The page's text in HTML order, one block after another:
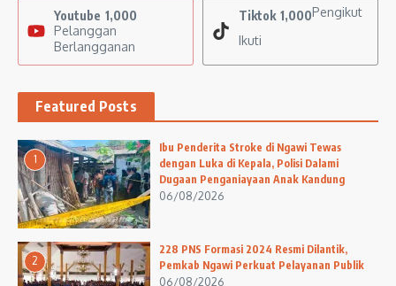
Youtube 1,000
Pelanggan
Berlangganan
Tiktok 1,000Pengikut
Ikuti
Featured Posts
1
Ibu Penderita Stroke di Ngawi Tewas
dengan Luka di Kepala, Polisi Dalami
Dugaan Penganiayaan Anak Kandung
06/08/2026
2
228 PNS Formasi 2024 Resmi Dilantik,
Pemkab Ngawi Perkuat Pelayanan Publik
06/08/2026